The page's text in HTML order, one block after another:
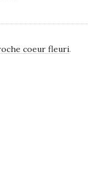
coeur fleuri.